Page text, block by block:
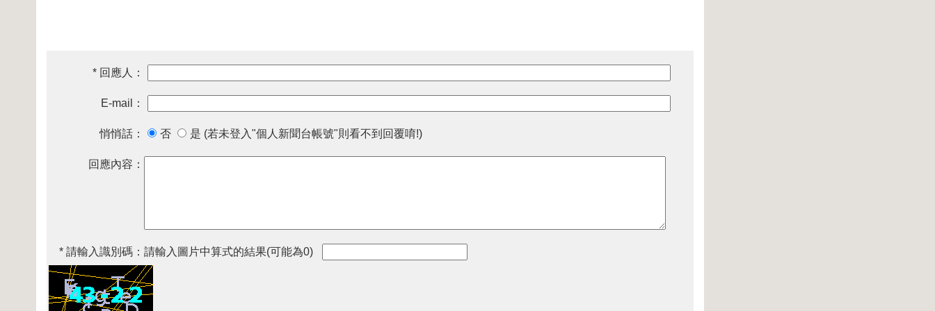
* 回應人：
E-mail：
悄悄話： 否 是 (若未登入"個人新聞台帳號"則看不到回覆唷!)
回應內容：
* 請輸入識別碼： 請輸入圖片中算式的結果(可能為0)